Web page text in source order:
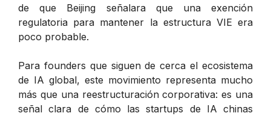
de que Beijing señalara que una exención
regulatoria para mantener la estructura VIE era
poco probable.
Para founders que siguen de cerca el ecosistema
de IA global, este movimiento representa mucho
más que una reestructuración corporativa: es una
señal clara de cómo las startups de IA chinas